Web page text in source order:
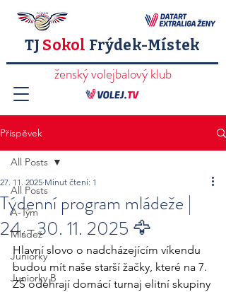
TJ Sokol Frýdek-Místek
ženský volejbalový klub
Příspěvek
All Posts
A-Tým
Mládež
Juniorky
Juniorky B
All Posts
Týdenní program mládeže |
24.–30. 11. 2025 🦅
27. 11. 2025 Minut čtení: 1
Hlavní slovo o nadcházejícím víkendu
budou mít naše starší žačky, které na 7.
ZŠ odehrají domácí turnaj elitní skupiny